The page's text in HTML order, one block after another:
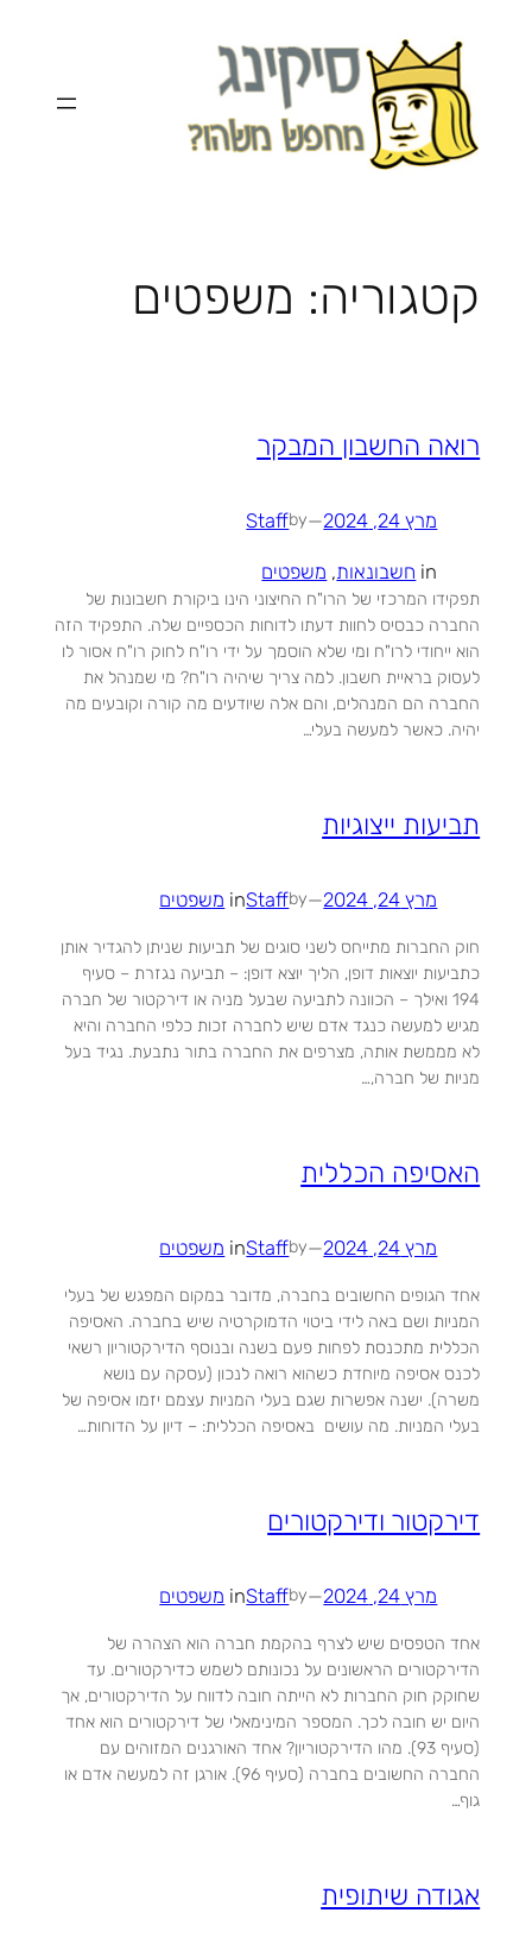
קטגוריה: משפטים
רואה החשבון המבקר
מרץ 24, 2024 —
by
Staff
in חשבונאות, משפטים
תפקידו המרכזי של הרו"ח החיצוני הינו ביקורת חשבונות של
החברה כבסיס לחוות דעתו לדוחות הכספיים שלה. התפקיד הזה
הוא ייחודי לרו"ח ומי שלא הוסמך על ידי רו"ח לחוק רו"ח אסור לו
לעסוק בראיית חשבון. למה צריך שיהיה רו"ח? מי שמנהל את
החברה הם המנהלים, והם אלה שיודעים מה קורה וקובעים מה
יהיה. כאשר למעשה בעלי…
תביעות ייצוגיות
מרץ 24, 2024 —
by
Staff
in משפטים
חוק החברות מתייחס לשני סוגים של תביעות שניתן להגדיר אותן
כתביעות יוצאות דופן, הליך יוצא דופן: – תביעה נגזרת – סעיף
194 ואילך – הכוונה לתביעה שבעל מניה או דירקטור של חברה
מגיש למעשה כנגד אדם שיש לחברה זכות כלפי החברה והיא
לא מממשת אותה, מצרפים את החברה בתור נתבעת. נגיד בעל
מניות של חברה,…
האסיפה הכללית
מרץ 24, 2024 —
by
Staff
in משפטים
אחד הגופים החשובים בחברה, מדובר במקום המפגש של בעלי
המניות ושם באה לידי ביטוי הדמוקרטיה שיש בחברה. האסיפה
הכללית מתכנסת לפחות פעם בשנה ובנוסף הדירקטוריון רשאי
לכנס אסיפה מיוחדת כשהוא רואה לנכון (עסקה עם נושא
משרה). ישנה אפשרות שגם בעלי המניות עצמם יזמו אסיפה של
בעלי המניות. מה עושים באסיפה הכללית: – דיון על הדוחות…
דירקטור ודירקטורים
מרץ 24, 2024 —
by
Staff
in משפטים
אחד הטפסים שיש לצרף בהקמת חברה הוא הצהרה של
הדירקטורים הראשונים על נכונותם לשמש כדירקטורים. עד
שחוקק חוק החברות לא הייתה חובה לדווח על הדירקטורים, אך
היום יש חובה לכך. המספר המינימאלי של דירקטורים הוא אחד
(סעיף 93). מהו הדירקטוריון? אחד האורגנים המזוהים עם
החברה החשובים בחברה (סעיף 96). אורגן זה למעשה אדם או
גוף…
אגודה שיתופית